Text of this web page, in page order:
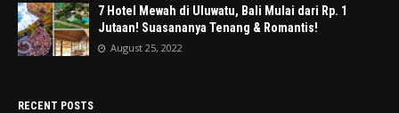
7 Hotel Mewah di Uluwatu, Bali Mulai dari Rp. 1
Jutaan! Suasananya Tenang & Romantis!
August 25, 2022
RECENT POSTS